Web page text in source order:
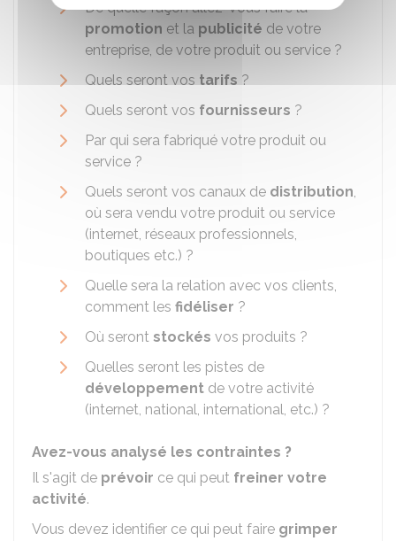
De quelle façon allez-vous faire la
promotion et la publicité de votre
entreprise, de votre produit ou service ?
Quels seront vos tarifs ?
Quels seront vos fournisseurs ?
Par qui sera fabriqué votre produit ou
service ?
Quels seront vos canaux de distribution,
où sera vendu votre produit ou service
(internet, réseaux professionnels,
boutiques etc.) ?
Quelle sera la relation avec vos clients,
comment les fidéliser ?
Où seront stockés vos produits ?
Quelles seront les pistes de
développement de votre activité
(internet, national, international, etc.) ?
Avez-vous analysé les contraintes ?
Il s'agit de prévoir ce qui peut freiner votre
activité.
Vous devez identifier ce qui peut faire grimper